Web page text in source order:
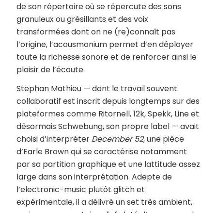
de son répertoire où se répercute des sons
granuleux ou grésillants et des voix
transformées dont on ne (re)connaît pas
l’origine, l’acousmonium permet d’en déployer
toute la richesse sonore et de renforcer ainsi le
plaisir de l’écoute.
Stephan Mathieu — dont le travail souvent
collaboratif est inscrit depuis longtemps sur des
plateformes comme Ritornell, 12k, Spekk, Line et
désormais Schwebung, son propre label — avait
choisi d’interpréter December 52, une pièce
d’Earle Brown qui se caractérise notamment
par sa partition graphique et une lattitude assez
large dans son interprétation. Adepte de
l’electronic-music plutôt glitch et
expérimentale, il a délivré un set très ambient,